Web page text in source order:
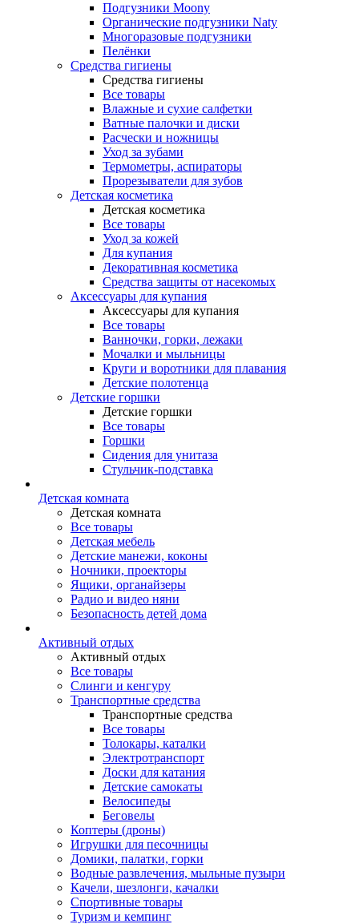
Подгузники Moony
Органические подгузники Naty
Многоразовые подгузники
Пелёнки
Средства гигиены
Средства гигиены
Все товары
Влажные и сухие салфетки
Ватные палочки и диски
Расчески и ножницы
Уход за зубами
Термометры, аспираторы
Прорезыватели для зубов
Детская косметика
Детская косметика
Все товары
Уход за кожей
Для купания
Декоративная косметика
Средства защиты от насекомых
Аксессуары для купания
Аксессуары для купания
Все товары
Ванночки, горки, лежаки
Мочалки и мыльницы
Круги и воротники для плавания
Детские полотенца
Детские горшки
Детские горшки
Все товары
Горшки
Сидения для унитаза
Стульчик-подставка
Детская комната
Детская комната
Все товары
Детская мебель
Детские манежи, коконы
Ночники, проекторы
Ящики, органайзеры
Радио и видео няни
Безопасность детей дома
Активный отдых
Активный отдых
Все товары
Слинги и кенгуру
Транспортные средства
Транспортные средства
Все товары
Толокары, каталки
Электротранспорт
Доски для катания
Детские самокаты
Велосипеды
Беговелы
Коптеры (дроны)
Игрушки для песочницы
Домики, палатки, горки
Водные развлечения, мыльные пузыри
Качели, шезлонги, качалки
Спортивные товары
Туризм и кемпинг